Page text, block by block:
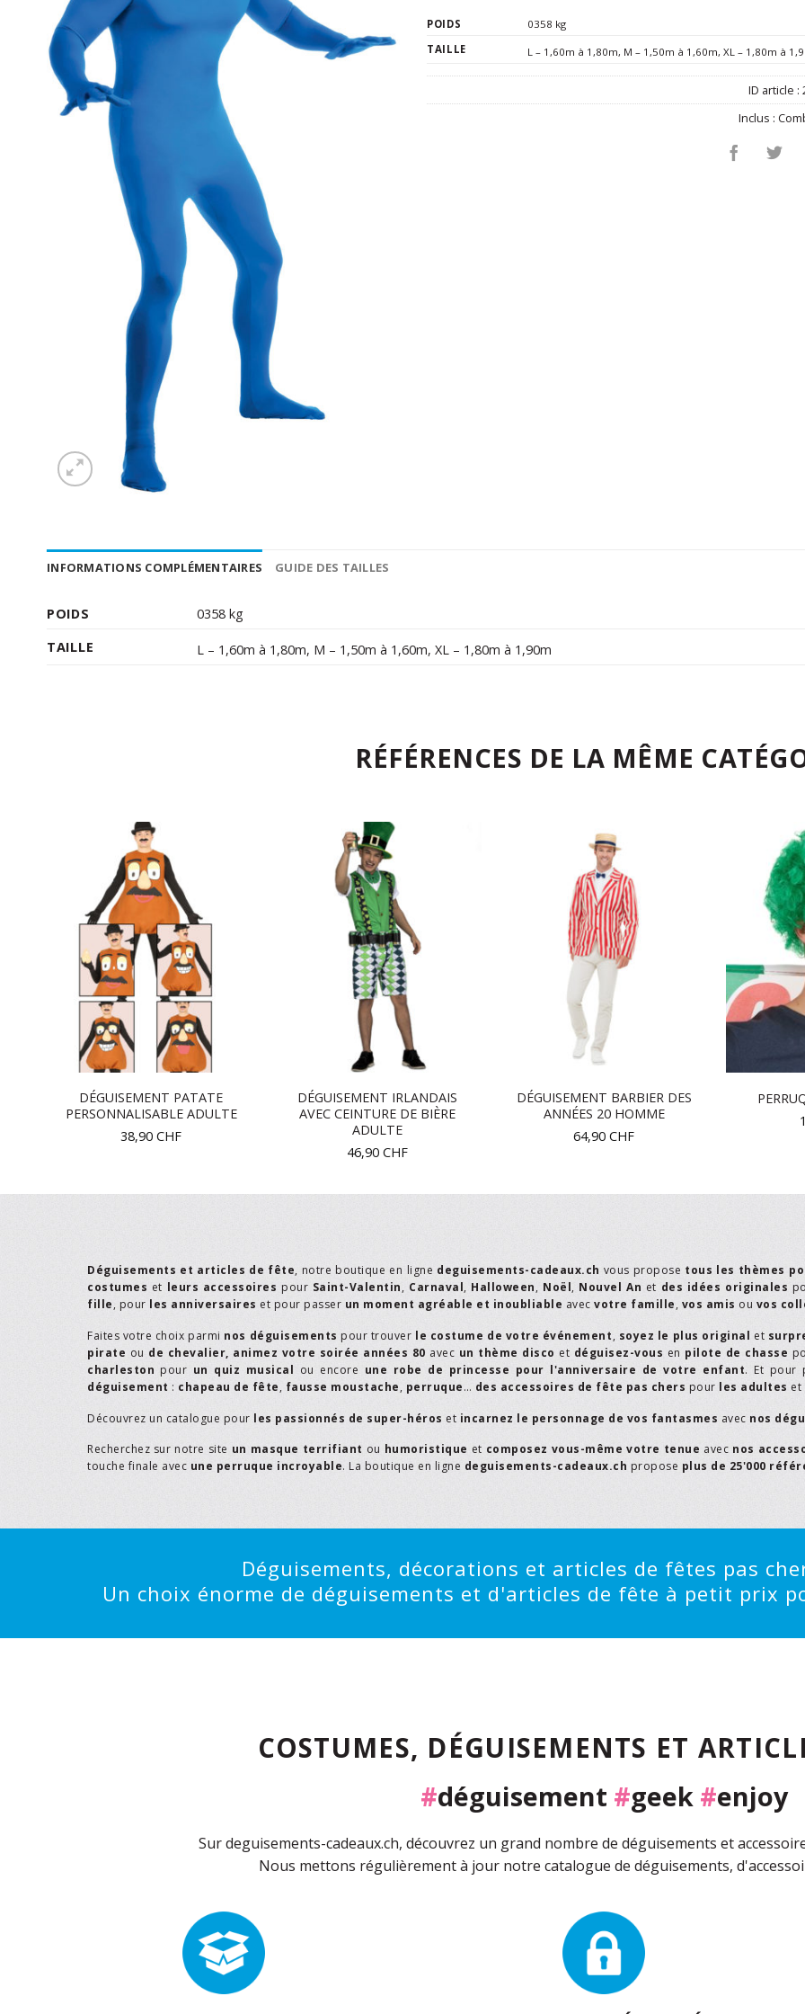
POIDS
0358 kg
TAILLE
L – 1,60m à 1,80m, M – 1,50m à 1,60m,XL – 1,80m à
ID article :
Inclus :
INFORMATIONS COMPLÉMENTAIRES GUIDE DES TAILLES
POIDS
0358 kg
TAILLE
L – 1,60m à 1,80m, M – 1,50m à 1,60m,XL – 1,80m à 1,90m
RÉFÉRENCES DE LA MÊME
DÉGUISEMENT PATATE
PERSONNALISABLE ADULTE
38,90 CHF
DÉGUISEMENT IRLANDAIS
AVEC CEINTURE DE BIÈRE
ADULTE
46,90 CHF
DÉGUISEMENT BARBIER DES
ANNÉES 20 HOMME
64,90 CHF
Déguisements et articles de fête, notre boutique en ligne deguisements-cadeaux.ch vous propose tous les thèmes
costumes et leurs accessoires pour Saint-Valentin, Carnaval, Halloween, Noël, Nouvel An et des idées originales
fille, pour les anniversaires et pour passer un moment agréable et inoubliable avec votre famille, vos amis ou vos
Faites votre choix parmi nos déguisements pour trouver le costume de votre événement, soyez le plus original et
pirate ou de chevalier, animez votre soirée années 80 avec un thème disco et déguisez-vous en pilote de chasse
charleston pour un quiz musical ou encore une robe de princesse pour l'anniversaire de votre enfant. Et pour
déguisement : chapeau de fête, fausse moustache, perruque… des accessoires de fête pas chers pour les adultes et
Découvrez un catalogue pour les passionnés de super-héros et incarnez le personnage de vos fantasmes avec nos
Recherchez sur notre site un masque terrifiant ou humoristique et composez vous-même votre tenue avec nos
touche finale avec une perruque incroyable. La boutique en ligne deguisements-cadeaux.ch propose plus de 25'000
Déguisements, décorations et articles de fêtes pas
Un choix énorme de déguisements et d'articles de fête à petit prix
COSTUMES, DÉGUISEMENTS ET
#déguisement #geek #enjoy
Sur deguisements-cadeaux.ch, découvrez un grand nombre de déguisements et
Nous mettons régulièrement à jour notre catalogue de déguisements,